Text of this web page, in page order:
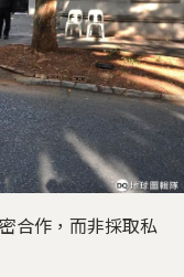
合作，而非採取私